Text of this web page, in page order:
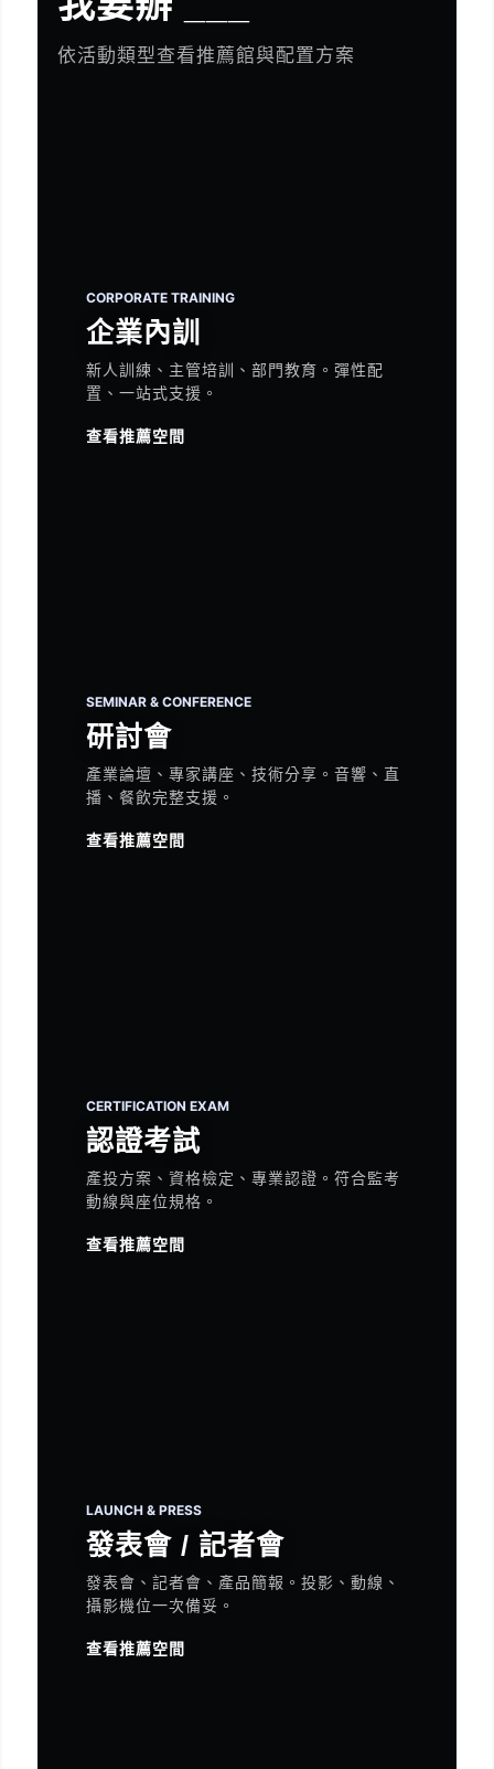
依活動類型查看推薦館與配置方案
CORPORATE TRAINING
企業內訓
新人訓練、主管培訓、部門教育。彈性配
置、一站式支援。
查看推薦空間
SEMINAR & CONFERENCE
研討會
產業論壇、專家講座、技術分享。音響、直
播、餐飲完整支援。
查看推薦空間
CERTIFICATION EXAM
認證考試
產投方案、資格檢定、專業認證。符合監考
動線與座位規格。
查看推薦空間
LAUNCH & PRESS
發表會 / 記者會
發表會、記者會、產品簡報。投影、動線、
攝影機位一次備妥。
查看推薦空間